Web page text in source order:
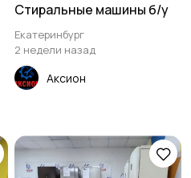
Стиральные машины б/у
Екатеринбург
2 недели назад
Аксион